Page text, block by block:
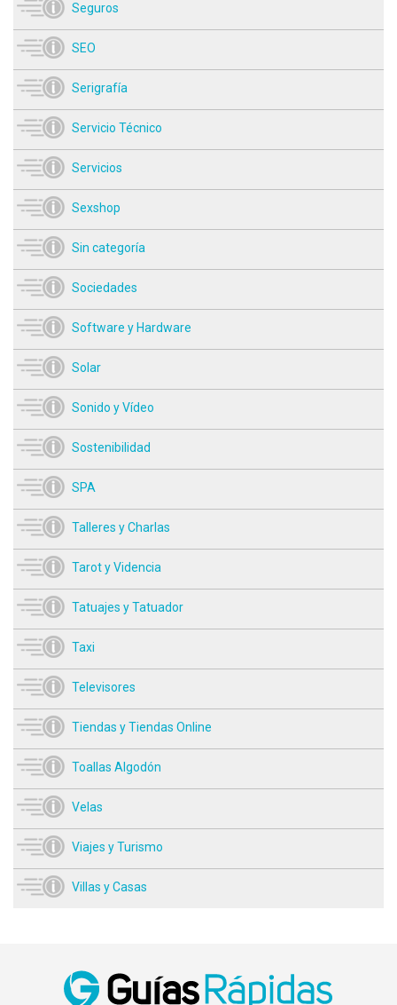
Seguros
SEO
Serigrafía
Servicio Técnico
Servicios
Sexshop
Sin categoría
Sociedades
Software y Hardware
Solar
Sonido y Vídeo
Sostenibilidad
SPA
Talleres y Charlas
Tarot y Videncia
Tatuajes y Tatuador
Taxi
Televisores
Tiendas y Tiendas Online
Toallas Algodón
Velas
Viajes y Turismo
Villas y Casas